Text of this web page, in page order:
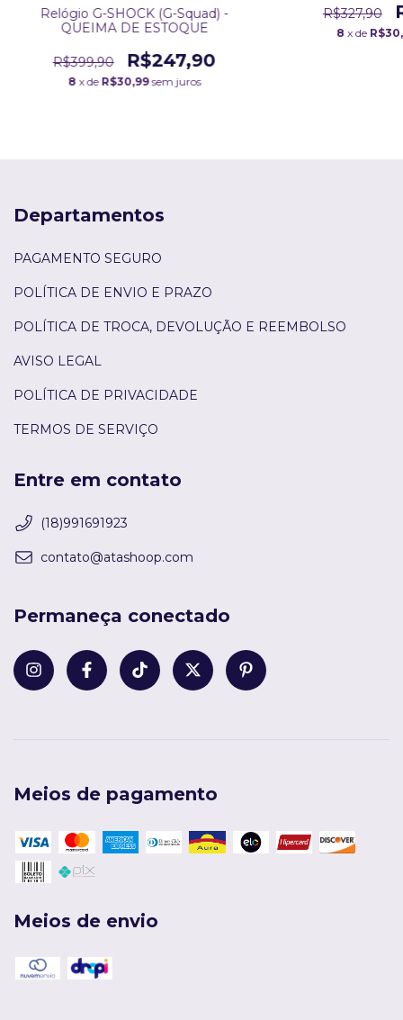
Relógio G-SHOCK (G-Squad) -
QUEIMA DE ESTOQUE
R$399,90 R$247,90
8 x de R$30,99 sem juros
R$327,90
8 x de
Departamentos
PAGAMENTO SEGURO
POLÍTICA DE ENVIO E PRAZO
POLÍTICA DE TROCA, DEVOLUÇÃO E REEMBOLSO
AVISO LEGAL
POLÍTICA DE PRIVACIDADE
TERMOS DE SERVIÇO
Entre em contato
(18)991691923
contato@atashoop.com
Permaneça conectado
Meios de pagamento
Meios de envio